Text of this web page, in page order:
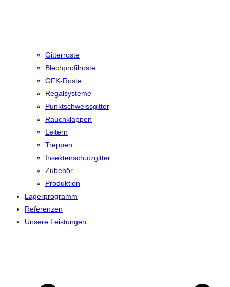
Gitterroste
Blechprofilroste
GFK-Roste
Regalsysteme
Punktschweissgitter
Rauchklappen
Leitern
Treppen
Insektenschutzgitter
Zubehör
Produktion
Lagerprogramm
Referenzen
Unsere Leistungen